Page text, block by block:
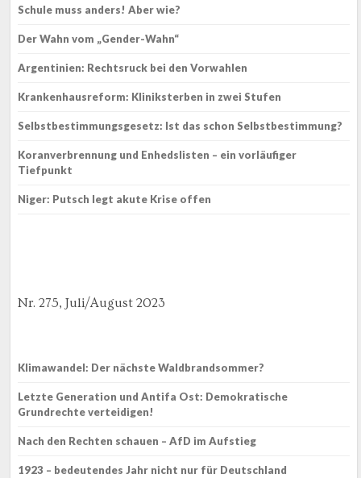
Schule muss anders! Aber wie?
Der Wahn vom „Gender-Wahn“
Argentinien: Rechtsruck bei den Vorwahlen
Krankenhausreform: Kliniksterben in zwei Stufen
Selbstbestimmungsgesetz: Ist das schon Selbstbestimmung?
Koranverbrennung und Enhedslisten – ein vorläufiger
Tiefpunkt
Niger: Putsch legt akute Krise offen
Nr. 275, Juli/August 2023
Klimawandel: Der nächste Waldbrandsommer?
Letzte Generation und Antifa Ost: Demokratische
Grundrechte verteidigen!
Nach den Rechten schauen – AfD im Aufstieg
1923 – bedeutendes Jahr nicht nur für Deutschland